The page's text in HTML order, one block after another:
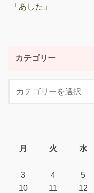
「あした」
カテゴリー
月
火 水
3
4 5
10
11 12